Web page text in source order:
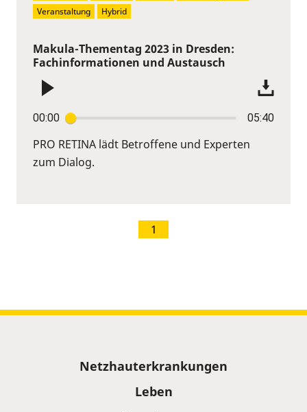
Makula-Thementag 2023 in Dresden:
Fachinformationen und Austausch
00:00 05:40
PRO RETINA lädt Betroffene und Experten
zum Dialog.
Veranstaltung
Hybrid
1
Netzhauterkrankungen
Leben